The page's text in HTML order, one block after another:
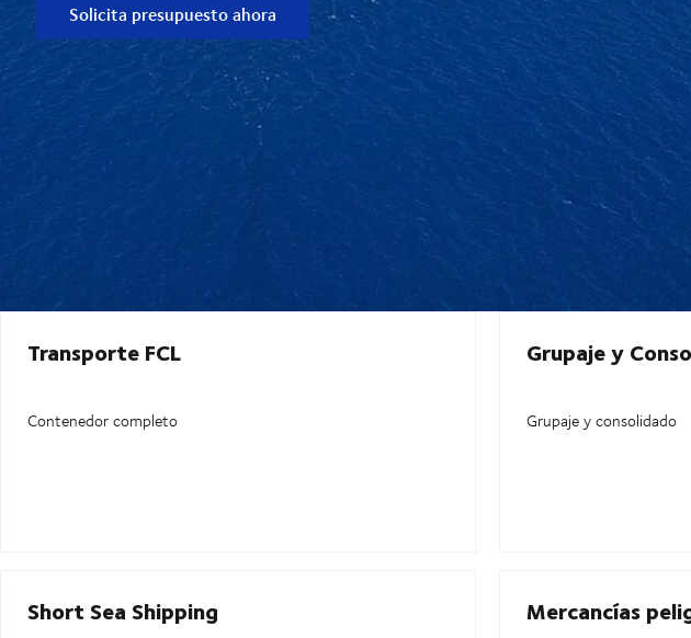
Solicita presupuesto ahora
Transporte FCL
Contenedor completo
Grupaje y
Grupaje y consolidado
Short Sea Shipping Mercancías